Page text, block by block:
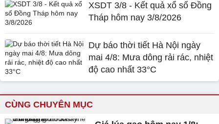
XSDT 3/8 - Kết quả xổ số Đồng
Tháp hôm nay 3/8/2026
Dự báo thời tiết Hà Nội ngày
mai 4/8: Mưa dông rải rác, nhiệt
độ cao nhất 33°C
CÙNG CHUYÊN MỤC